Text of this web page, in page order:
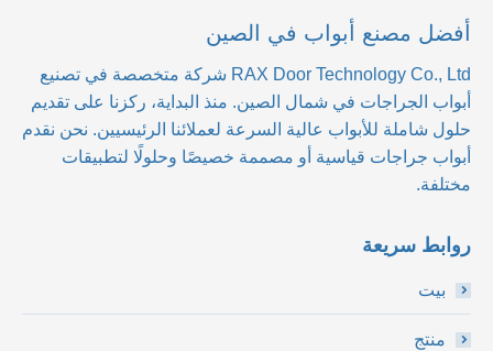
أفضل مصنع أبواب في الصين
RAX Door Technology Co., Ltd شركة متخصصة في تصنيع
أبواب الجراجات في شمال الصين. منذ البداية، ركزنا على تقديم
حلول شاملة للأبواب عالية السرعة لعملائنا الرئيسيين. نحن نقدم
أبواب جراجات قياسية أو مصممة خصيصًا وحلولًا لتطبيقات
مختلفة.
روابط سريعة
بيت
منتج